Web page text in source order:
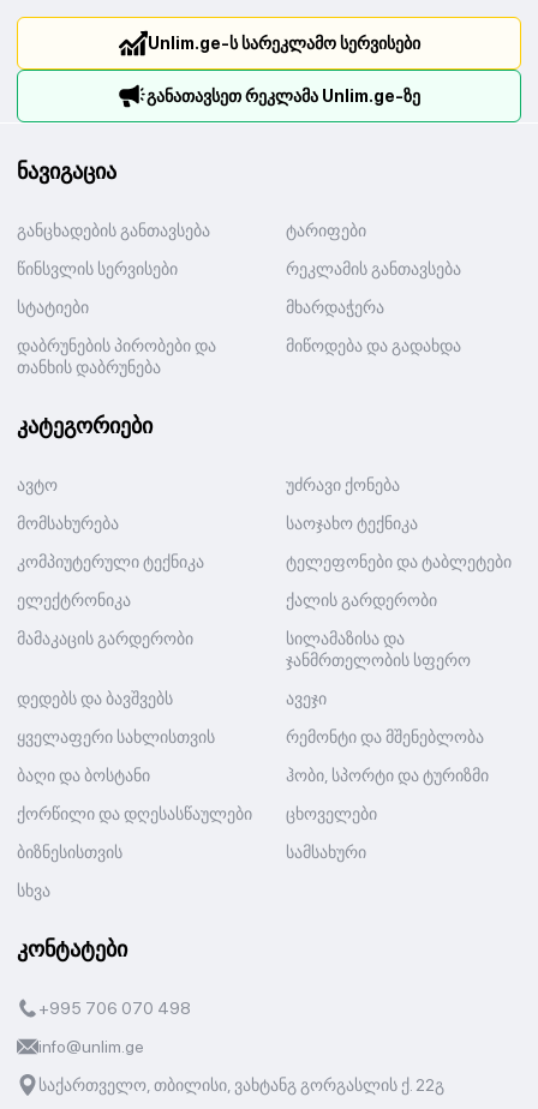
Unlim.ge-ს სარეკლამო სერვისები
განათავსეთ რეკლამა Unlim.ge-ზე
ნავიგაცია
განცხადების განთავსება
ტარიფები
წინსვლის სერვისები
რეკლამის განთავსება
სტატიები
მხარდაჭერა
დაბრუნების პირობები და
თანხის დაბრუნება
მიწოდება და გადახდა
კატეგორიები
ავტო
უძრავი ქონება
მომსახურება
საოჯახო ტექნიკა
კომპიუტერული ტექნიკა
ტელეფონები და ტაბლეტები
ელექტრონიკა
ქალის გარდერობი
მამაკაცის გარდერობი
სილამაზისა და
ჯანმრთელობის სფერო
დედებს და ბავშვებს
ავეჯი
ყველაფერი სახლისთვის
რემონტი და მშენებლობა
ბაღი და ბოსტანი
ჰობი, სპორტი და ტურიზმი
ქორწილი და დღესასწაულები
ცხოველები
ბიზნესისთვის
სამსახური
სხვა
კონტატები
+995 706 070 498
info@unlim.ge
საქართველო, თბილისი, ვახტანგ გორგასლის ქ. 22გ